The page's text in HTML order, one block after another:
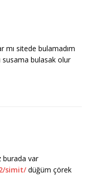
mı sitede bulamadım
susama bulasak olur
burada var
simit/düğüm çörek